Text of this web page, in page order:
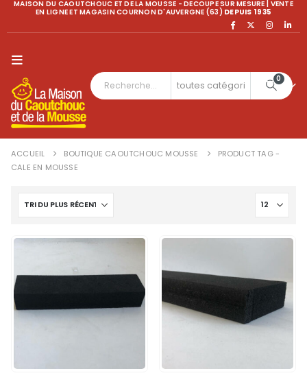
MAISON DU CAOUTCHOUC ET DE LA MOUSSE - DECOUPE SUR MESURE | VENTE
EN LIGNE ET MAGASIN COURNON D'AUVERGNE (63) DEPUIS 1935
0
ACCUEIL BOUTIQUE CAOUTCHOUC MOUSSE
PRODUCT TAG -
CALE EN MOUSSE